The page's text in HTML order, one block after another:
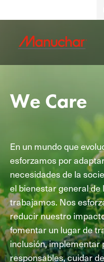
We Care
En un mundo que
esforzamos por
necesidades de la
el bienestar general
trabajamos. Nos
reducir nuestro
fomentar un lugar de
inclusión,
responsables, cuidar